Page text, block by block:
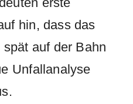
hin, dass das
auf der Bahn
Unfallanalyse